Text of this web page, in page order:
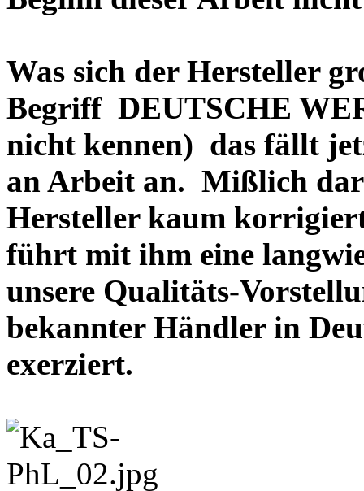
Was sich der Hersteller
Begriff DEUTSCHE
nicht kennen) das fällt
an Arbeit an. Mißlich
Hersteller kaum
führt mit ihm eine
unsere Qualitäts-
bekannter Händler in
exerziert.